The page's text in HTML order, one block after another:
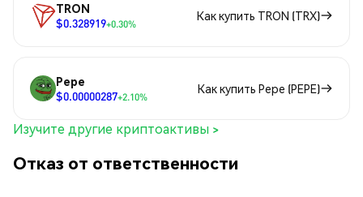
TRON
$0.328919+0.30%
Как купить TRON (TRX)
Pepe
$0.00000287+2.10%
Как купить Pepe (PEPE)
Изучите другие криптоактивы >
Отказ от ответственности